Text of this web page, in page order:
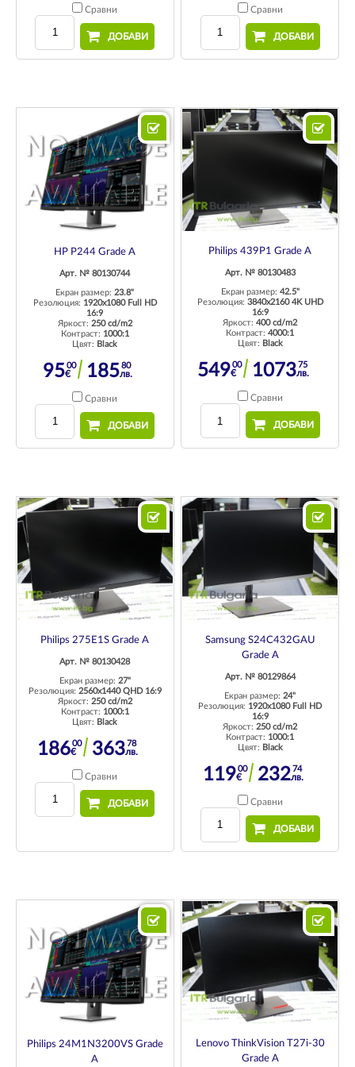
Сравни
ДОБАВИ
Сравни
ДОБАВИ
HP P244 Grade A
Арт. № 80130744
Екран размер:23.8"
Резолюция: 1920x1080 Full HD
16:9
Яркост: 250 cd/m2
Контраст: 1000:1
Цвят: Black
9500
€ 18580
лв.
Сравни
ДОБАВИ
Philips 439P1 Grade A
Арт. № 80130483
Екран размер: 42.5"
Резолюция: 3840x2160 4K UHD
16:9
Яркост:400 cd/m2
Контраст:4000:1
Цвят: Black
54900
€ 107375
лв.
Сравни
ДОБАВИ
Philips 275E1S Grade A
Арт. № 80130428
Екран размер: 27"
Резолюция: 2560x1440 QHD 16:9
Яркост: 250 cd/m2
Контраст: 1000:1
Цвят: Black
18600
€ 36378
лв.
Сравни
ДОБАВИ
Samsung S24C432GAU
Grade A
Арт. № 80129864
Екран размер:24"
Резолюция: 1920x1080 Full HD
16:9
Яркост:250 cd/m2
Контраст: 1000:1
Цвят: Black
11900
€ 23274
лв.
Сравни
ДОБАВИ
Philips 24M1N3200VS Grade
A
Lenovo ThinkVision T27i-30
Grade A